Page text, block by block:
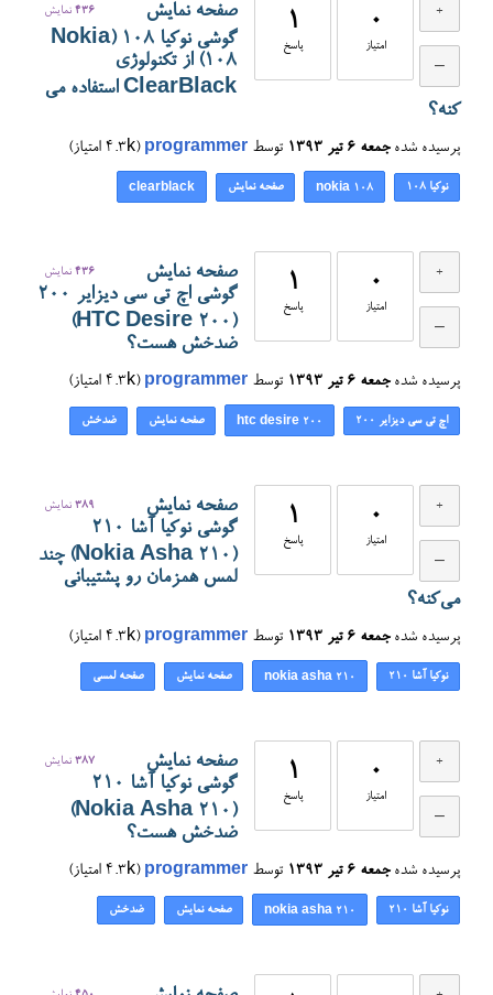
0
امتیاز
1
پاسخ
436 نمایش
صفحه نمایش
گوشی نوکیا 108 (Nokia
108) از تکنولوژی
ClearBlack استفاده می
کنه؟
پرسیده شده جمعه ۶ تیر ۱۳۹۳ توسط programmer
(
4.3k امتیاز)
نوکیا 108 nokia 108 صفحه نمایش clearblack
0
امتیاز
1
پاسخ
436 نمایش
صفحه نمایش
گوشی اچ تی سی دیزایر ۲۰۰
(HTC Desire 200)
ضدخش هست؟
پرسیده شده جمعه ۶ تیر ۱۳۹۳ توسط programmer
(
4.3k امتیاز)
اچ تی سی دیزایر ۲۰۰ htc desire 200 صفحه نمایش ضدخش
0
امتیاز
1
پاسخ
389 نمایش
صفحه نمایش
گوشی نوکیا آشا ۲۱۰
(Nokia Asha 210) چند
لمس همزمان رو پشتیبانی
می‌کنه؟
پرسیده شده جمعه ۶ تیر ۱۳۹۳ توسط programmer
(
4.3k امتیاز)
نوکیا آشا ۲۱۰ nokia asha 210 صفحه نمایش صفحه لمسی
0
امتیاز
1
پاسخ
387 نمایش
صفحه نمایش
گوشی نوکیا آشا ۲۱۰
(Nokia Asha 210)
ضدخش هست؟
پرسیده شده جمعه ۶ تیر ۱۳۹۳ توسط programmer
(
4.3k امتیاز)
نوکیا آشا ۲۱۰ nokia asha 210 صفحه نمایش ضدخش